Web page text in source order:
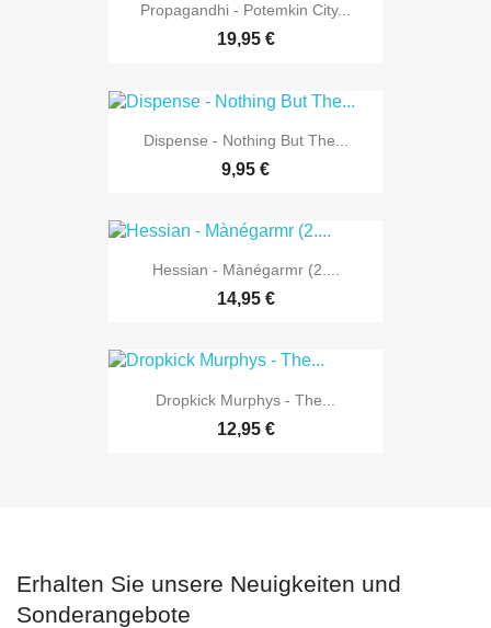
Propagandhi - Potemkin City...
19,95 €
Dispense - Nothing But The...
9,95 €
Hessian - Mànégarmr (2....
14,95 €
Dropkick Murphys - The...
12,95 €
Erhalten Sie unsere Neuigkeiten und
Sonderangebote